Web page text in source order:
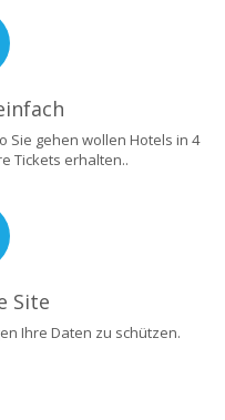
Sie gehen wollen Hotels in 4
Tickets erhalten..
Site
Ihre Daten zu schützen.